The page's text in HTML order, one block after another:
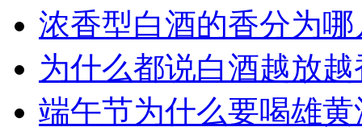
浓香型白酒的香分为
为什么都说白酒越放
端午节为什么要喝雄黄